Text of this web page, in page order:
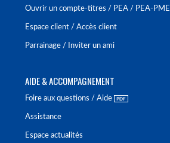
Ouvrir un compte-titres / PEA / PEA-PME
Espace client / Accès client
Parrainage / Inviter un ami
AIDE & ACCOMPAGNEMENT
Foire aux questions / Aide
Assistance
Espace actualités